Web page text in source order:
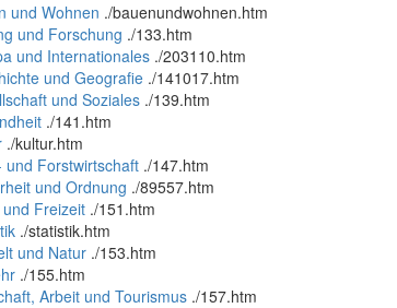
und Wohnen ./bauenundwohnen.htm
und Forschung ./133.htm
und Internationales ./203110.htm
und Geografie ./141017.htm
und Soziales ./139.htm
./141.htm
./kultur.htm
und Forstwirtschaft ./147.htm
und Ordnung ./89557.htm
Freizeit ./151.htm
./statistik.htm
und Natur ./153.htm
./155.htm
Arbeit und Tourismus ./157.htm